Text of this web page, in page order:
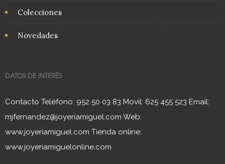
Colecciones
Novedades
DATOS DE INTERÉS
Contacto Teléfono: 952 50 03 83 Movil: 625 455 523 Email:
mjfernandez@joyeriamiguel.com Web:
www.joyeriamiguel.com Tienda online:
www.joyeriamiguelonline.com